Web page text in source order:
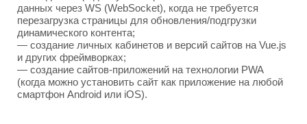
данных через WS (WebSocket), когда не требуется
перезагрузка страницы для обновления/подгрузки
динамического контента;
— создание личных кабинетов и версий сайтов на Vue.js
и других фреймворках;
— создание сайтов-приложений на технологии PWA
(когда можно установить сайт как приложение на любой
смартфон Android или iOS).